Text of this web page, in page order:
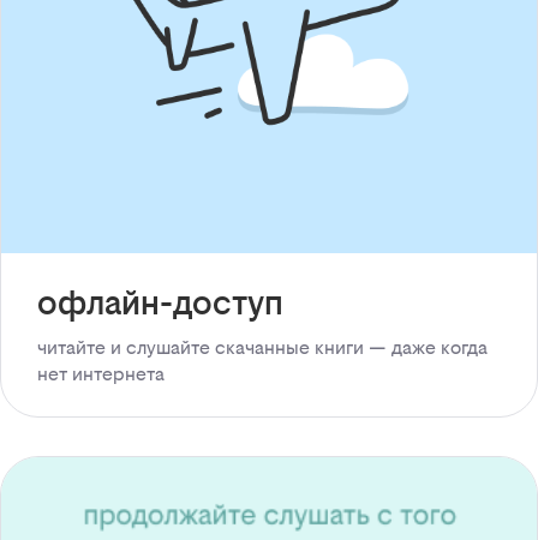
офлайн-доступ
читайте и слушайте скачанные книги — даже когда
нет интернета